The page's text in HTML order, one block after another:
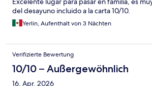
del desayuno incluido a la carta 10/10.
Yerlin, Aufenthalt von 3 Nächten
Verifizierte Bewertung
10/10 – Außergewöhnlich
16. Apr. 2026